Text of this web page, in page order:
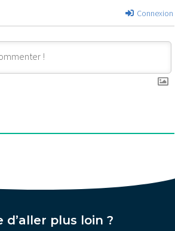
Connexion
d’aller plus loin ?